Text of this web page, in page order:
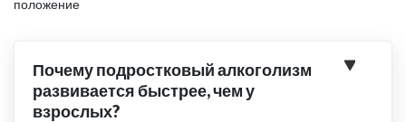
положение
Почему подростковый алкоголизм
развивается быстрее, чем у
взрослых?